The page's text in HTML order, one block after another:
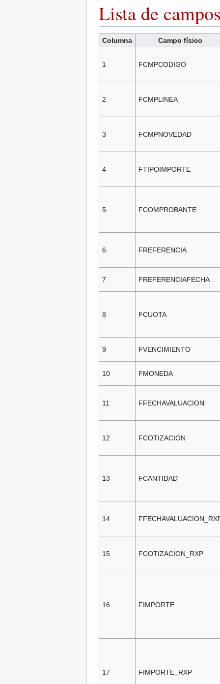
Lista de
Columna Campo físico
1 FCMPCODIGO
2 FCMPLINEA
3 FCMPNOVEDAD
4 FTIPOIMPORTE
5 FCOMPROBANTE
6 FREFERENCIA
7 FREFERENCIAFECHA
8 FCUOTA
9 FVENCIMIENTO
10 FMONEDA
11 FFECHAVALUACION
12 FCOTIZACION
13 FCANTIDAD
14
15 FCOTIZACION_RXP
16 FIMPORTE
17 FIMPORTE_RXP